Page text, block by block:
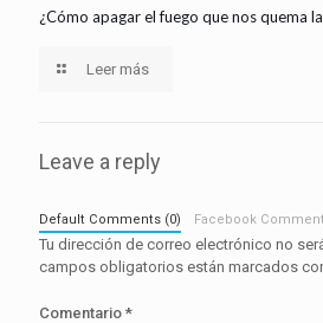
¿Cómo apagar el fuego que nos quema
Leer más
Leave a reply
Default Comments (0) Facebook
Tu dirección de correo electrónico no
campos obligatorios están marcados
Comentario *